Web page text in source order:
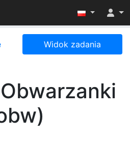
widoczność menu
Widok zadania